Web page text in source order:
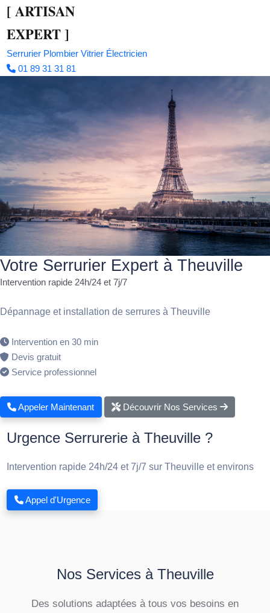
[ ARTISAN
EXPERT]
Serrurier Plombier Vitrier Électricien
01 89 31 31 81
Votre Serrurier Expert à Theuville
Intervention rapide 24h/24 et 7j/7
Dépannage et installation de serrures à Theuville
Intervention en 30 min
Devis gratuit
Service professionnel
Appeler Maintenant Découvrir Nos Services
Urgence Serrurerie à Theuville ?
Intervention rapide 24h/24 et 7j/7 sur Theuville et environs
Appel d'Urgence
Nos Services à Theuville
Des solutions adaptées à tous vos besoins en